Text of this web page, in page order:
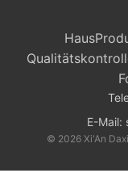
Haus
E-Mail:
© 2026 Xi'An